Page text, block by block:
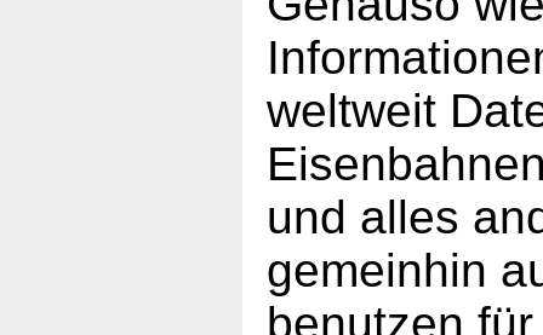
weltweit
und alles
gemeinhin
benutzen